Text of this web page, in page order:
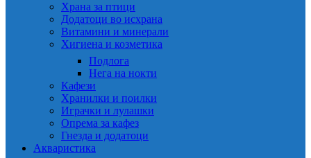
Храна за птици
Додатоци во исхрана
Витамини и минерали
Хигиена и козметика
Подлога
Нега на нокти
Кафези
Хранилки и поилки
Играчки и лулашки
Опрема за кафез
Гнезда и додатоци
Акваристика